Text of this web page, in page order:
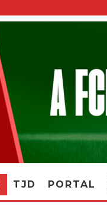
TJD PORTAL